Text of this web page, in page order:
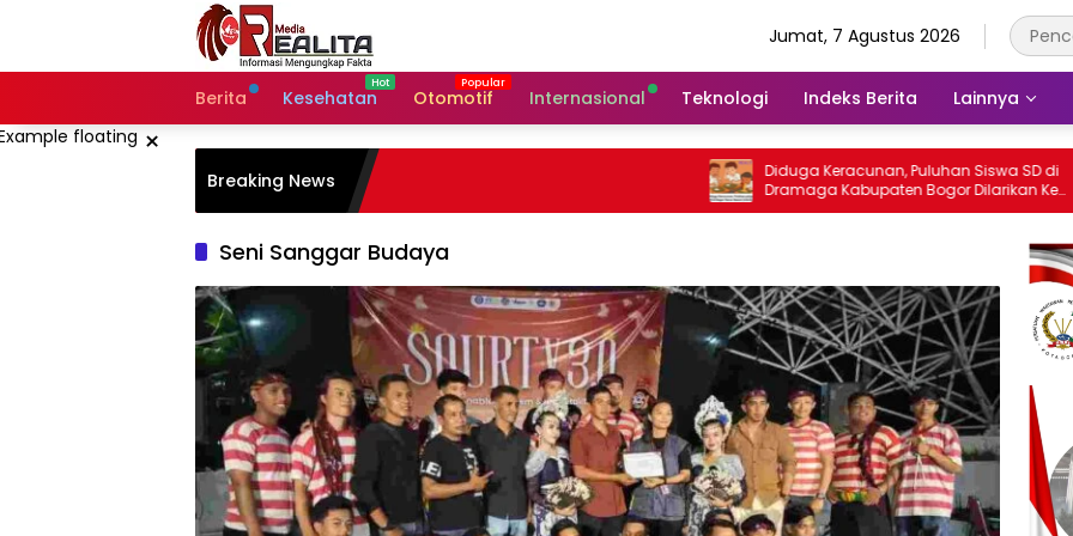
Jumat, 7 Agustus 2026
Berita Kesehatan Otomotif Internasional Teknologi Indeks Berita Lainnya
×
Breaking News
Diduga Keracunan, Puluhan Siswa SD di
Dramaga Kabupaten Bogor Dilarikan Ke
Puskesmas
LBH
Seni Sanggar Budaya